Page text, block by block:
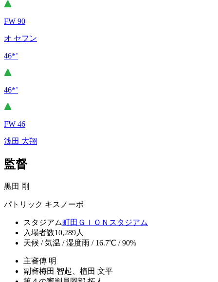
FW 90
オ セフン
46*’
46*’
FW 46
浅田 大翔
監督
黒田 剛
パトリック キスノーボ
スタジアム町田ＧＩＯＮスタジアム
入場者数10,289人
天候 / 気温 / 湿度雨 / 16.7℃ / 90%
主審傅 明
副審梅田 智起、植田 文平